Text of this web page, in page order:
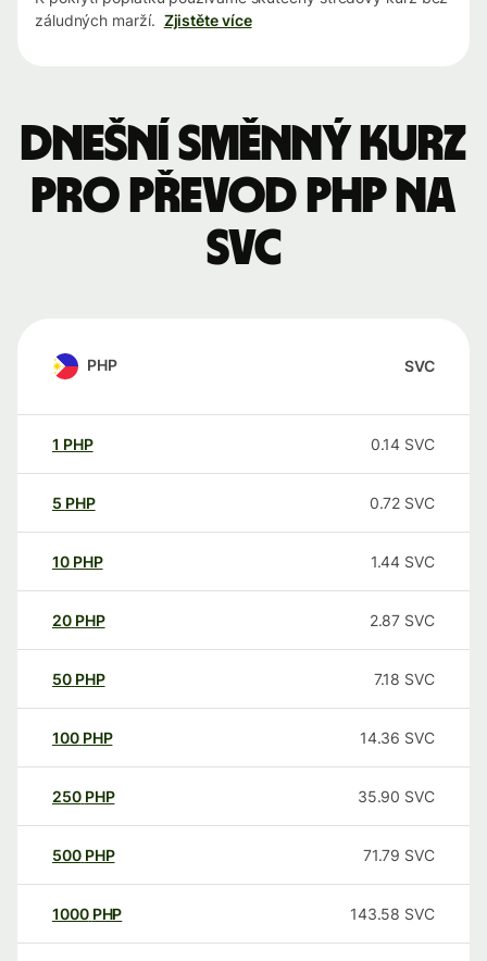
záludných marží. Zjistěte více
Dnešní směnný kurz
pro převod PHP na
SVC
PHP SVC
1 PHP 0.14 SVC
5 PHP 0.72 SVC
10 PHP 1.44 SVC
20 PHP 2.87 SVC
50 PHP 7.18 SVC
100 PHP 14.36 SVC
250 PHP 35.90 SVC
500 PHP 71.79 SVC
1000 PHP 143.58 SVC